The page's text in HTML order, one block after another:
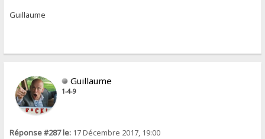
Guillaume
Guillaume
1-4-9
Réponse #287 le: 17 Décembre 2017, 19:00